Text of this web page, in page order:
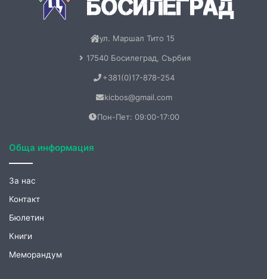
ул. Маршал Тито 15
17540 Босилеград, Сърбия
+381(0)17-878-254
kicbos@gmail.com
Пон-Пет: 09:00-17:00
Обща информация
За нас
Контакт
Бюлетин
Книги
Меморандум